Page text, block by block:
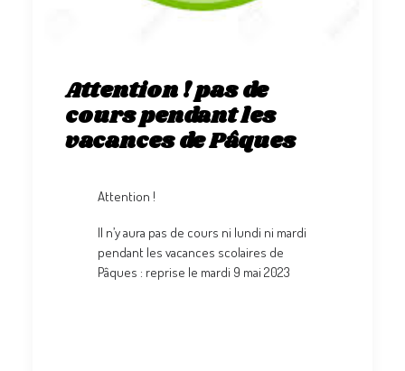
Attention ! pas de
cours pendant les
vacances de Pâques
Attention !
Il n’y aura pas de cours ni lundi ni mardi
pendant les vacances scolaires de
Pâques : reprise le mardi 9 mai 2023